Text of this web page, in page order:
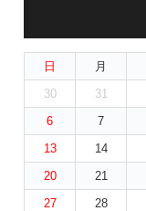
日 月
30
31
6
7
13
14
20
21
27
28